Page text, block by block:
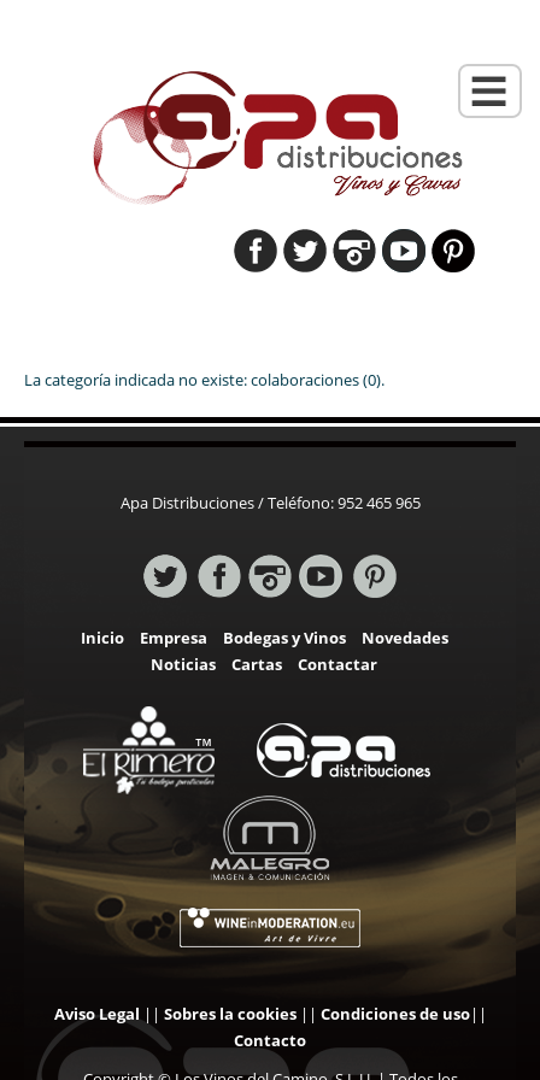
La categoría indicada no existe: colaboraciones (0).
Apa Distribuciones / Teléfono: 952 465 965
Inicio Empresa Bodegas y Vinos
Novedades
Noticias
Cartas Contactar
Aviso Legal || Sobres la cookies|| Condiciones de uso||
Contacto